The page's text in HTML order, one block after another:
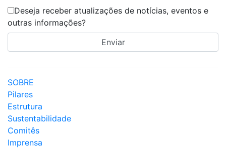
Deseja receber atualizações de notícias, eventos e
outras informações?
SOBRE
Pilares
Estrutura
Sustentabilidade
Comitês
Imprensa